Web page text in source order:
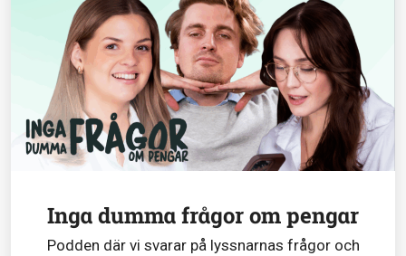
Inga dumma frågor om pengar
Podden där vi svarar på lyssnarnas frågor och